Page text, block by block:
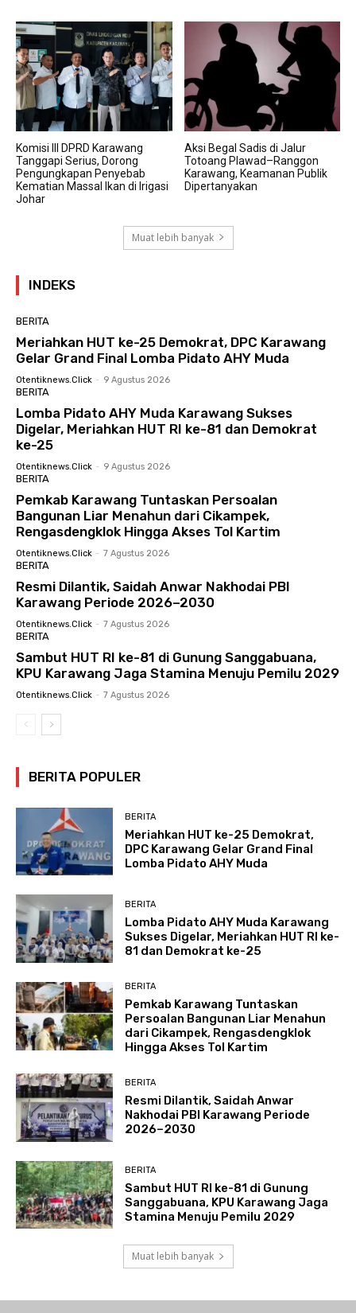
Komisi III DPRD Karawang
Tanggapi Serius, Dorong
Pengungkapan Penyebab
Kematian Massal Ikan di Irigasi
Johar
Aksi Begal Sadis di Jalur
Totoang Plawad–Ranggon
Karawang, Keamanan Publik
Dipertanyakan
Muat lebih banyak
INDEKS
BERITA
Meriahkan HUT ke-25 Demokrat, DPC Karawang
Gelar Grand Final Lomba Pidato AHY Muda
Otentiknews.click - 9 Agustus 2026
BERITA
Lomba Pidato AHY Muda Karawang Sukses
Digelar, Meriahkan HUT RI ke-81 dan Demokrat
ke-25
Otentiknews.click - 9 Agustus 2026
BERITA
Pemkab Karawang Tuntaskan Persoalan
Bangunan Liar Menahun dari Cikampek,
Rengasdengklok Hingga Akses Tol Kartim
Otentiknews.click - 7 Agustus 2026
BERITA
Resmi Dilantik, Saidah Anwar Nakhodai PBI
Karawang Periode 2026–2030
Otentiknews.click - 7 Agustus 2026
BERITA
Sambut HUT RI ke-81 di Gunung Sanggabuana,
KPU Karawang Jaga Stamina Menuju Pemilu 2029
Otentiknews.click - 7 Agustus 2026
BERITA POPULER
BERITA
Meriahkan HUT ke-25 Demokrat,
DPC Karawang Gelar Grand Final
Lomba Pidato AHY Muda
BERITA
Lomba Pidato AHY Muda Karawang
Sukses Digelar, Meriahkan HUT RI ke-
81 dan Demokrat ke-25
BERITA
Pemkab Karawang Tuntaskan
Persoalan Bangunan Liar Menahun
dari Cikampek, Rengasdengklok
Hingga Akses Tol Kartim
BERITA
Resmi Dilantik, Saidah Anwar
Nakhodai PBI Karawang Periode
2026–2030
BERITA
Sambut HUT RI ke-81 di Gunung
Sanggabuana, KPU Karawang Jaga
Stamina Menuju Pemilu 2029
Muat lebih banyak